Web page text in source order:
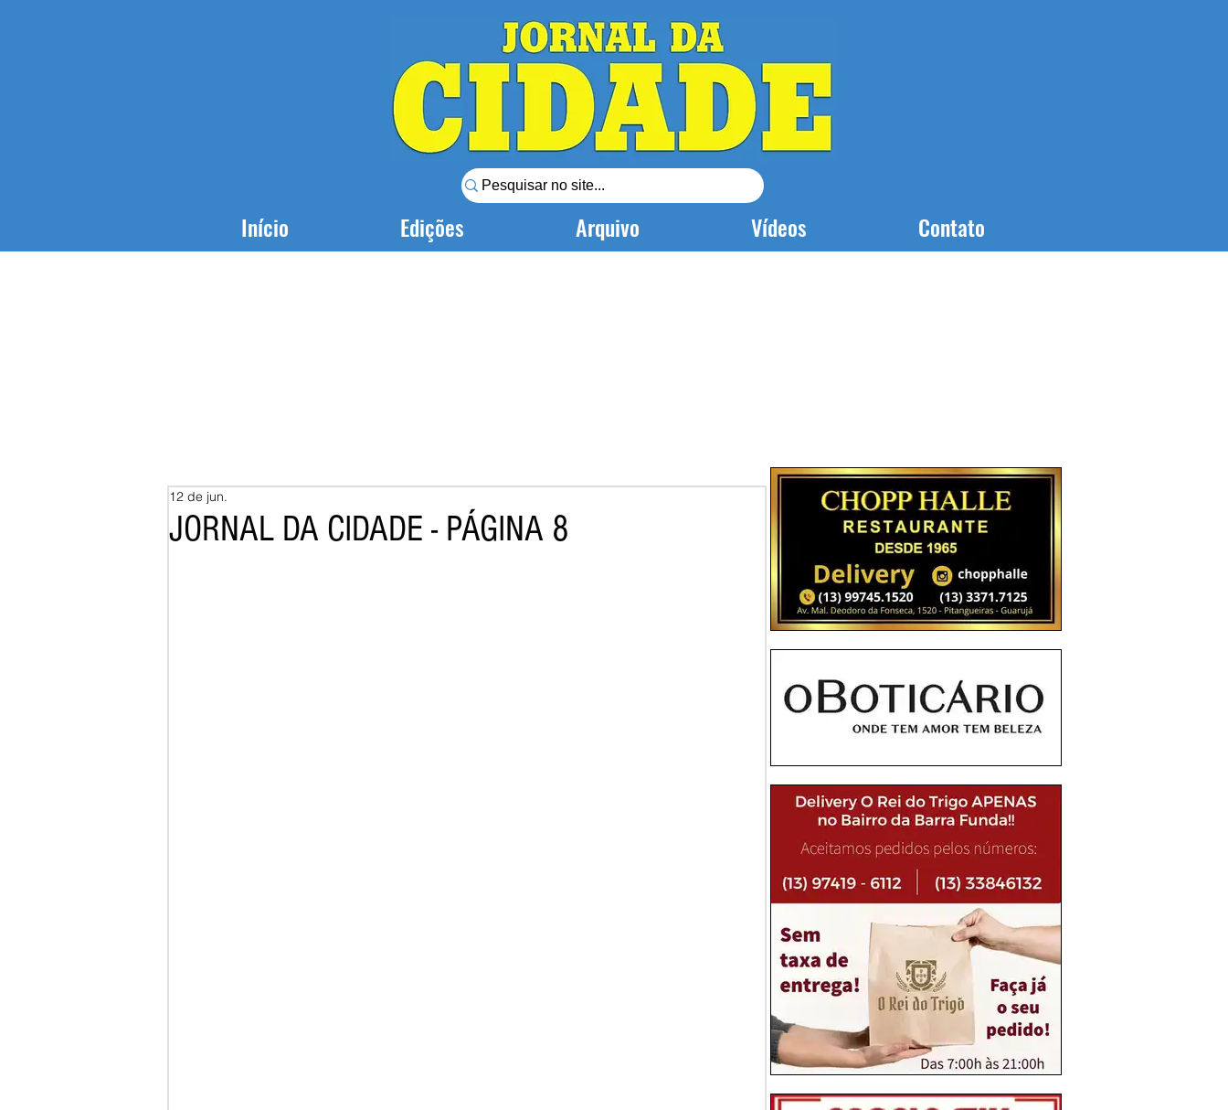
Início Edições Arquivo Vídeos Contato
JORNAL DA CIDADE - PÁGINA 8
12 de jun.